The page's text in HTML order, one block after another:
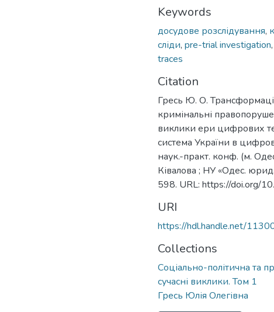
Keywords
досудове розслідування,
сліди, pre-trial investigation,
traces
Citation
Гресь Ю. О.
кримінальні
виклики ери цифрових
система України в
наук.-практ. конф. (м.
Ківалова ; НУ «Одес.
598. URL: https://doi.org/
URI
https://hdl.handle.net/
Collections
Соціально-політична та
сучасні виклики. Том 1
Гресь Юлія Олегівна